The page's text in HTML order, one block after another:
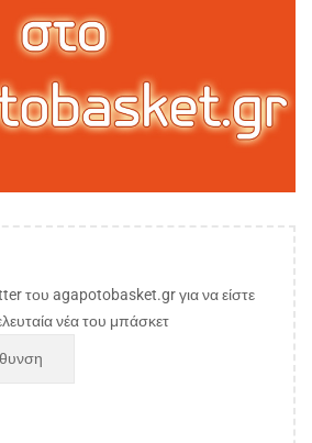
του agapotobasket.gr για να είστε
νέα του μπάσκετ